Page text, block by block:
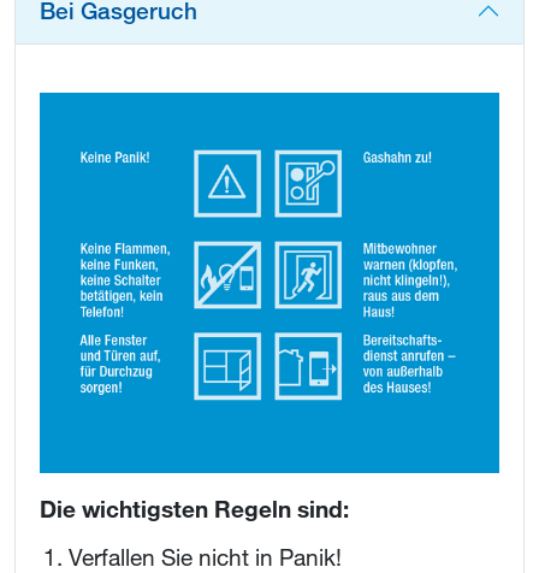
Bei Gasgeruch
Die wichtigsten Regeln sind:
Verfallen Sie nicht in Panik!